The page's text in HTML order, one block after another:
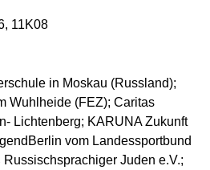
11K08
in Moskau (Russland);
Wuhlheide (FEZ); Caritas
Lichtenberg; KARUNA Zukunft
vom Landessportbund
Juden e.V.;